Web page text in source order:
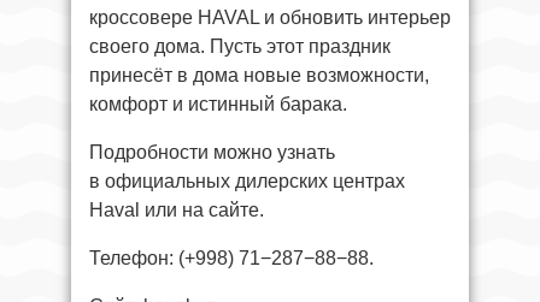
кроссовере HAVAL и обновить интерьер
своего дома. Пусть этот праздник
принесёт в дома новые возможности,
комфорт и истинный барака.
Подробности можно узнать
в официальных дилерских центрах
Haval или на сайте.
Телефон: (+998) 71−287−88−88.